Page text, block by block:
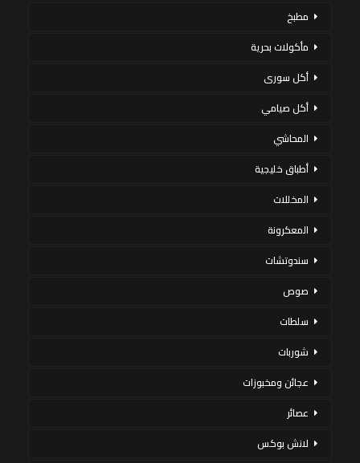
مطبخ
مأكولات بحرية
أكل سورى
أكل صيامي
المحاشي
أطباق خليجية
المخللات
المعكرونة
سندوتشات
صوص
سلطات
شوربات
عجائن ومخبوزات
عصائر
لانش بوكس